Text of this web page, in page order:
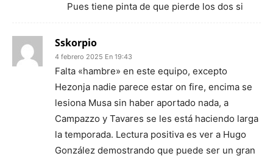
Pues tiene pinta de que pierde los dos si
Sskorpio
4 febrero 2025 En 19:43
Falta «hambre» en este equipo, excepto
Hezonja nadie parece estar on fire, encima se
lesiona Musa sin haber aportado nada, a
Campazzo y Tavares se les está haciendo larga
la temporada. Lectura positiva es ver a Hugo
González demostrando que puede ser un gran